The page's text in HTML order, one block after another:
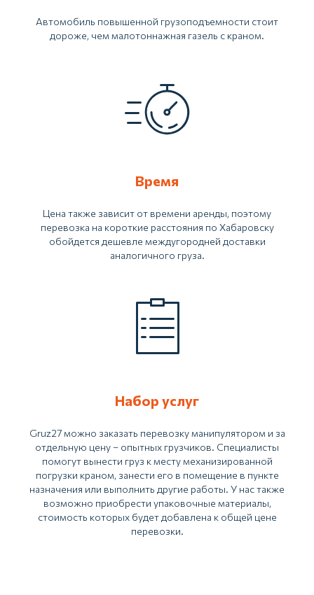
Автомобиль повышенной грузоподъемности стоит
дороже, чем малотоннажная газель с краном.
Время
Цена также зависит от времени аренды, поэтому
перевозка на короткие расстояния по Хабаровску
обойдется дешевле междугородней доставки
аналогичного груза.
Набор услуг
Gruz27 можно заказать перевозку манипулятором и за
отдельную цену – опытных грузчиков. Специалисты
помогут вынести груз к месту механизированной
погрузки краном, занести его в помещение в пункте
назначения или выполнить другие работы. У нас также
возможно приобрести упаковочные материалы,
стоимость которых будет добавлена к общей цене
перевозки.